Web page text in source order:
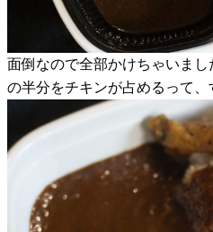
面倒なので全部かけちゃいま
の半分をチキンが占めるって、